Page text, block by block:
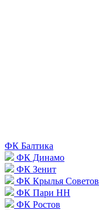
ФК Балтика
ФК Динамо
ФК Зенит
ФК Крылья Советов
ФК Пари НН
ФК Ростов